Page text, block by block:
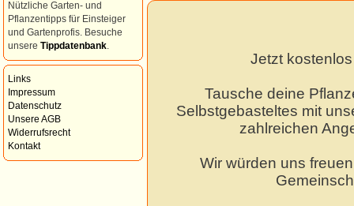
Nützliche Garten- und
Pflanzentipps für Einsteiger
und Gartenprofis. Besuche
unsere Tippdatenbank
Links
Impressum
Datenschutz
Unsere AGB
Widerrufsrecht
Kontakt
Jetzt
Tausche deine
Selbstgebasteltes mit
zahlreichen
Wir würden uns